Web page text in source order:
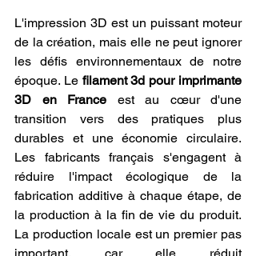
L'impression 3D est un puissant moteur
de la création, mais elle ne peut ignorer
les défis environnementaux de notre
époque. Le filament 3d pour imprimante
3D en France est au cœur d'une
transition vers des pratiques plus
durables et une économie circulaire.
Les fabricants français s'engagent à
réduire l'impact écologique de la
fabrication additive à chaque étape, de
la production à la fin de vie du produit.
La production locale est un premier pas